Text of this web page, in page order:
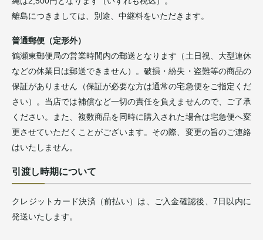
離島につきましては、別途、中継料をいただきます。
普通郵便（定形外）
鶴瀬東郵便局の営業時間内の郵送となります（土日祝、大型連休
などの休業日は郵送できません）。破損・紛失・盗難等の商品の
保証がありません（保証が必要な方は通常の宅急便をご指定くだ
さい）。当店では補償など一切の責任を負えませんので、ご了承
ください。また、複数商品を同時に購入された場合は宅急便へ変
更させていただくことがございます。その際、変更の旨のご連絡
はいたしません。
引渡し時期について
クレジットカード決済（前払い）は、ご入金確認後、7日以内に
発送いたします。